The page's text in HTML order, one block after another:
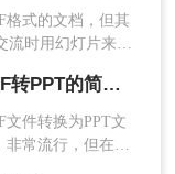
pdf转ppt格式的文
操作，下面一起看
格式的文档，但其
时用幻灯片来表
讲讲pdf文件转ppt
PDF文件怎样转PPT格式？二种PDF转PPT的简单方法，轻松解决
件转换为PPT文
常流行，但在展